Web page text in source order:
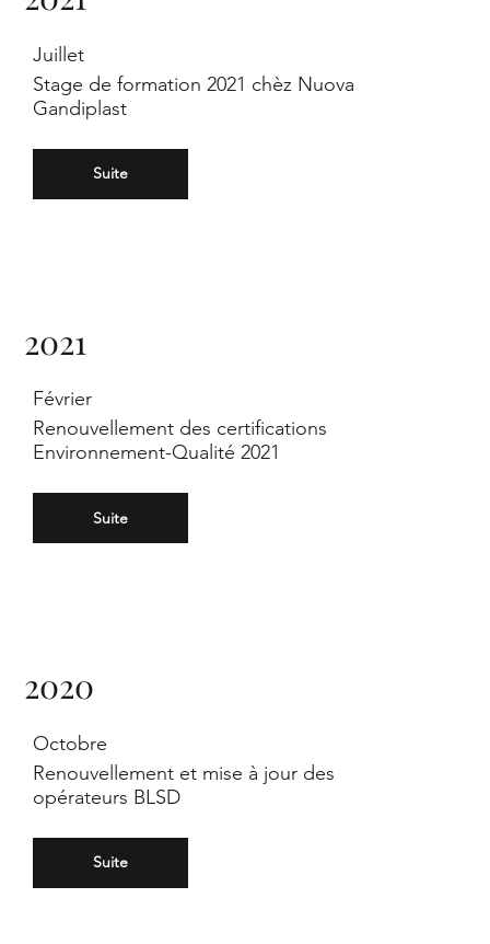
Juillet
Stage de formation 2021 chèz Nuova
Gandiplast
Suite
2021
Février
Renouvellement des certifications
Environnement-Qualité 2021
Suite
2020
Octobre
Renouvellement et mise à jour des
opérateurs BLSD
Suite
rte
te
un
d
en